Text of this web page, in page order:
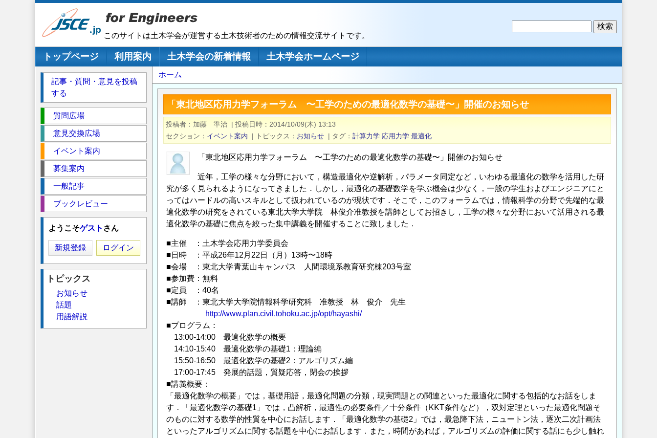
このサイトは土木学会が運営する土木技術者のための情報交流サイトです。
メインナビゲーション
トップページ 利用案内 土木学会の新着情報
土木学会ホームページ
パ
ン
ず
ホーム
「東北地区応用力学フォーラム 〜工学のための最適化数学の基礎〜」開催のお知らせ
投稿者 加藤 準治 | 投稿日時
2014/10/09(木) 13:13
セクション
イベント案内 | トピックス お知らせ | タグ 計算力学 応用力学 最適化
「東北地区応用力学フォーラム 〜工学のための最適化数学の基礎〜」開催のお知らせ
近年，工学の様々な分野において，構造最適化や逆解析，パラメータ同定など，いわゆる最適化の数学を活用した研
究が多く見られるようになってきました．しかし，最適化の基礎数学を学ぶ機会は少なく，一般の学生およびエンジニアにと
ってはハードルの高いスキルとして扱われているのが現状です．そこで，このフォーラムでは，情報科学の分野で先端的な最
適化数学の研究をされている東北大学大学院 林俊介准教授を講師としてお招きし，工学の様々な分野において活用される最
適化数学の基礎に焦点を絞った集中講義を開催することに致しました．
■主催 ：土木学会応用力学委員会
■日時 ：平成26年12月22日（月）13時〜18時
■会場 ：東北大学青葉山キャンパス 人間環境系教育研究棟203号室
■参加費：無料
■定員 ：40名
■講師 ：東北大学大学院情報科学研究科 准教授 林 俊介 先生
http://www.plan.civil.tohoku.ac.jp/opt/hayashi/
■プログラム：
13:00-14:00 最適化数学の概要
14:10-15:40 最適化数学の基礎1：理論編
15:50-16:50 最適化数学の基礎2：アルゴリズム編
17:00-17:45 発展的話題，質疑応答，閉会の挨拶
■講義概要：
「最適化数学の概要」では，基礎用語，最適化問題の分類，現実問題との関連といった最適化に関する包括的なお話をしま
す．「最適化数学の基礎1」では，凸解析，最適性の必要条件／十分条件（KKT条件など），双対定理といった最適化問題そ
のものに対する数学的性質を中心にお話します．「最適化数学の基礎2」では，最急降下法，ニュートン法，逐次二次計画法
といったアルゴリズムに関する話題を中心にお話します．また，時間があれば，アルゴリズムの評価に関する話にも少し触れ
記事・質問・意見を投稿
する
ク
シ
質問広場
意見交換広場
イベント案内
募集案内
一般記事
ブックレビュー
ようこそゲスト さん
新規登録 ログイン
トピックス
お知らせ
話題
用語解説